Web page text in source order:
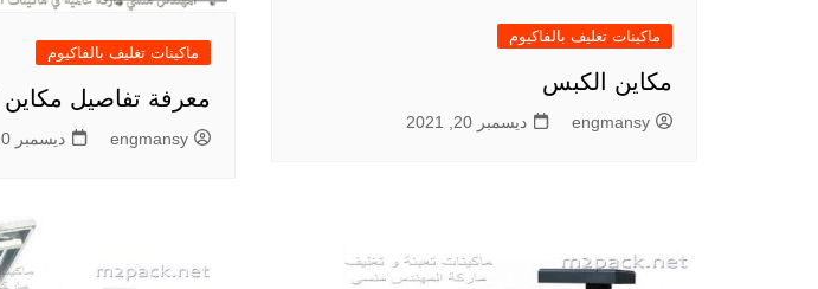
ماكينات تغليف بالفاكيوم
مكاين الكبس
engmansy ديسمبر 20, 2021
ماكينات تغليف بالفاكيوم
معرفة تفاصيل مكاين
engmansy ديسمبر 20, 2021